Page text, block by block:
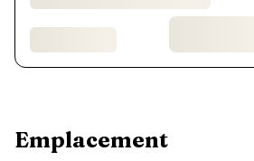
Emplacement